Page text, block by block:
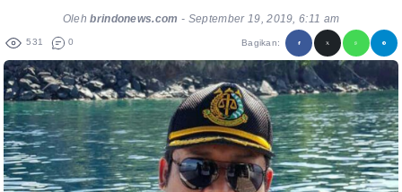
Olehbrindonews.com - September 19, 2019, 6:11 am
531 0 Bagikan: